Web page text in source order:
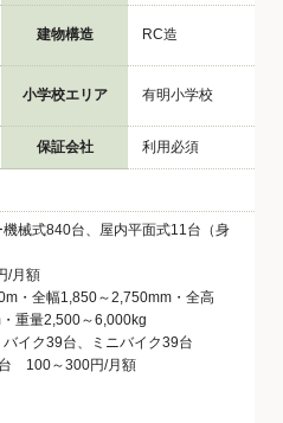
建物構造 RC造
小学校エリア 有明小学校
保証会社 利用必須
機械式840台、屋内平面式11台（身
/月額
・全幅1,850～2,750mm・全高
重量2,500～6,000kg
バイク39台、ミニバイク39台
台 100～300円/月額